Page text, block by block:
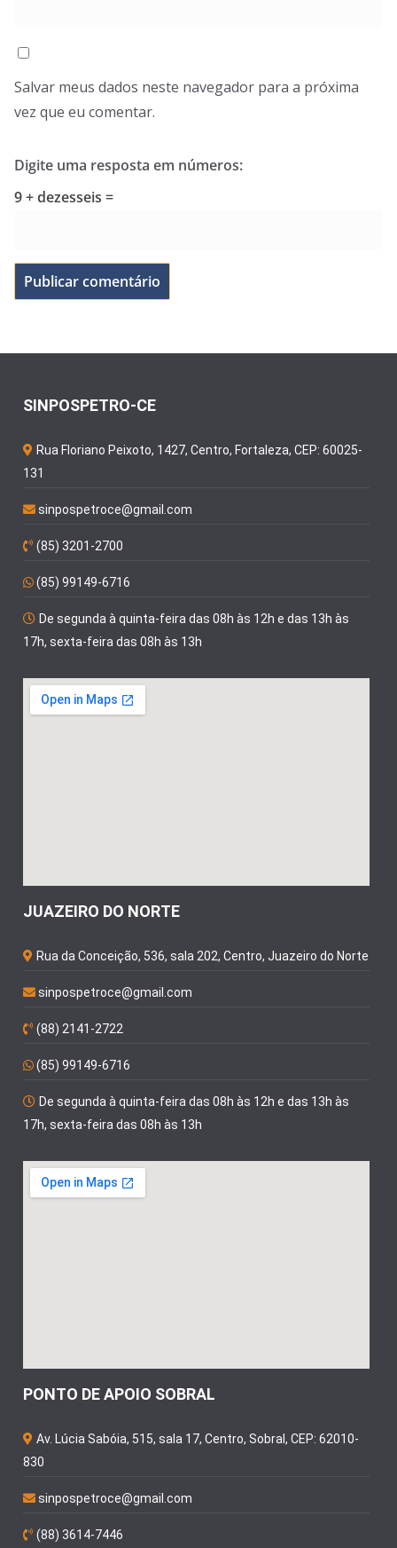
Salvar meus dados neste navegador para a próxima
vez que eu comentar.
Digite uma resposta em números:
9 + dezesseis =
SINPOSPETRO-CE
Rua Floriano Peixoto, 1427, Centro, Fortaleza, CEP: 60025-
131
sinpospetroce@gmail.com
(85) 3201-2700
(85) 99149-6716
De segunda à quinta-feira das 08h às 12h e das 13h às
17h, sexta-feira das 08h às 13h
JUAZEIRO DO NORTE
Rua da Conceição, 536, sala 202, Centro, Juazeiro do Norte
sinpospetroce@gmail.com
(88) 2141-2722
(85) 99149-6716
De segunda à quinta-feira das 08h às 12h e das 13h às
17h, sexta-feira das 08h às 13h
PONTO DE APOIO SOBRAL
Av. Lúcia Sabóia, 515, sala 17, Centro, Sobral, CEP: 62010-
830
sinpospetroce@gmail.com
(88) 3614-7446